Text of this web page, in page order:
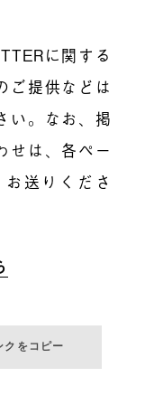
に関する
ご提供などは
い。なお、掲
せは、各ペー
送りくださ
クをコピー